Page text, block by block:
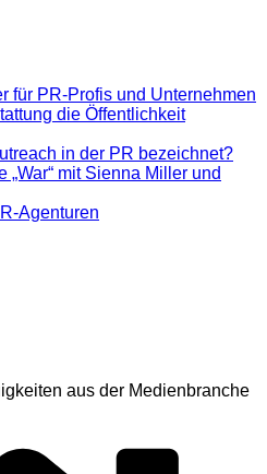
für PR-Profis und Unternehmen
die Öffentlichkeit
in der PR bezeichnet?
„War“ mit Sienna Miller und
Agenturen
aus der Medienbranche